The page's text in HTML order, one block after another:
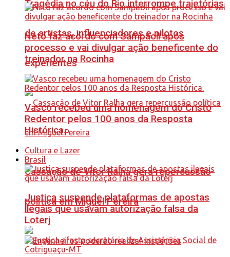
Tragédia no céu do Rio interrompe trajetórias
de artistas, influenciadores e pilotos
experientes
Cassação de Vitor Ralha gera repercussão
política em Miguel Pereira
Neto faz acordo com Sampaoli após
processo e vai divulgar ação beneficente do
treinador na Rocinha
Vasco recebeu uma homenagem do Cristo
Redentor pelos 100 anos da Resposta
Histórica.
Cultura e Lazer
Brasil
Justiça suspende plataformas de apostas
ilegais que usavam autorização falsa da
Loterj